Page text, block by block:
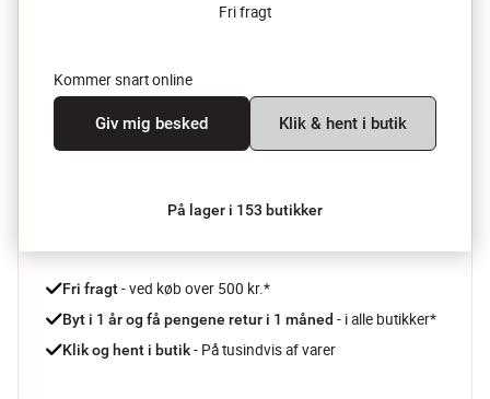
Fri fragt
Kommer snart online
Giv mig besked Klik & hent i butik
På lager i 153 butikker
Fri fragt - ved køb over 500 kr.*
Byt i 1 år og få pengene retur i 1 måned - i alle butikker*
Klik og hent i butik - På tusindvis af varer